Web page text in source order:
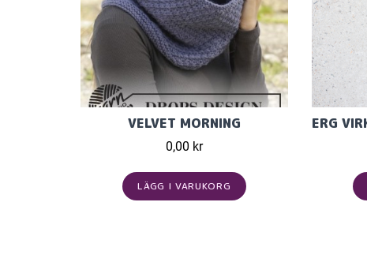
VELVET MORNING
0,00 kr
LÄGG I VARUKORG